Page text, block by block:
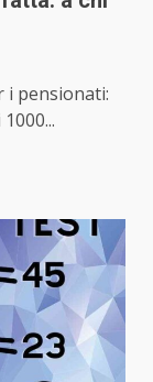
i pensionati: